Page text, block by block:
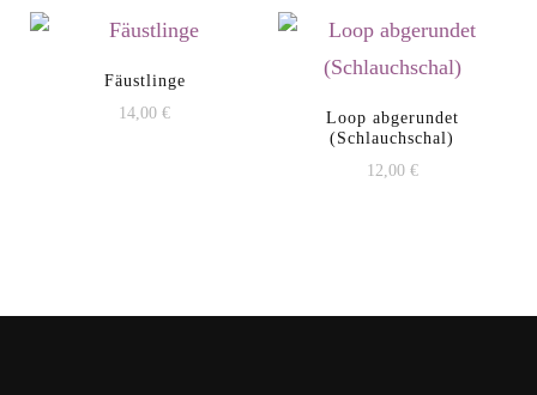
weist
mehrere
Varianten
auf.
Fäustlinge
14,00€
Loop abgerundet
(Schlauchschal)
12,00 €